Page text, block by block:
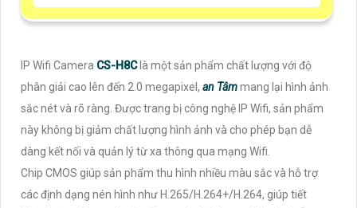
IP Wifi Camera CS-H8Clà một sản phẩm chất lượng với độ
phân giải cao lên đến 2.0 megapixel, an Tâmmang lại hình ảnh
sắc nét và rõ ràng. Được trang bị công nghệ IP Wifi, sản phẩm
này không bị giảm chất lượng hình ảnh và cho phép bạn dễ
dàng kết nối và quản lý từ xa thông qua mạng Wifi.
Chip CMOS giúp sản phẩm thu hình nhiều màu sắc và hỗ trợ
các định dạng nén hình như H.265/H.264+/H.264, giúp tiết